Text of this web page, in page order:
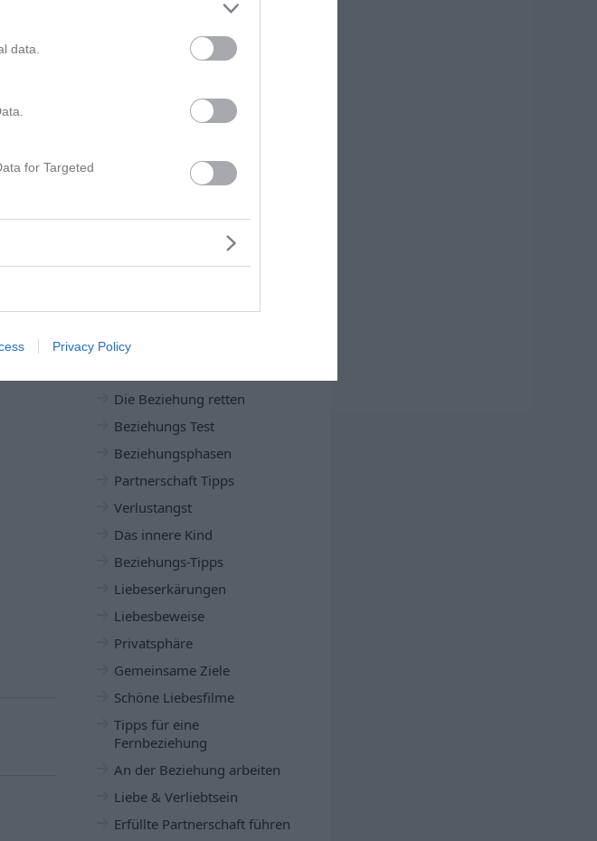
data.
for Targeted
Privacy Policy
Helfen Ex zurück E-Books?
War mein Ex gut für mich?
20 Ex zurückgewinnen Tipps
Beziehung & Partnerschaft
Partnerschaft
Neuanfang wagen oder
Die Beziehung retten
Beziehungs Test
Beziehungsphasen
Partnerschaft Tipps
Verlustangst
Das innere Kind
Beziehungs-Tipps
Liebeserkärungen
Liebesbeweise
Privatsphäre
Gemeinsame Ziele
Schöne Liebesfilme
Tipps für eine
Fernbeziehung
An der Beziehung arbeiten
Liebe & Verliebtsein
Erfüllte Partnerschaft führen